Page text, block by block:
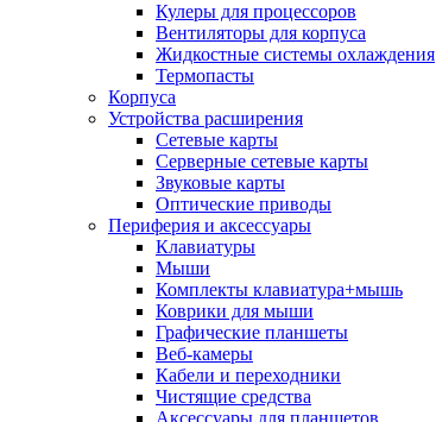
Кулеры для процессоров
Вентиляторы для корпуса
Жидкостные системы охлаждения
Термопасты
Корпуса
Устройства расширения
Сетевые карты
Серверные сетевые карты
Звуковые карты
Оптические приводы
Периферия и аксессуары
Клавиатуры
Мыши
Комплекты клавиатура+мышь
Коврики для мыши
Графические планшеты
Веб-камеры
Кабели и переходники
Чистящие средства
Аксессуары для планшетов